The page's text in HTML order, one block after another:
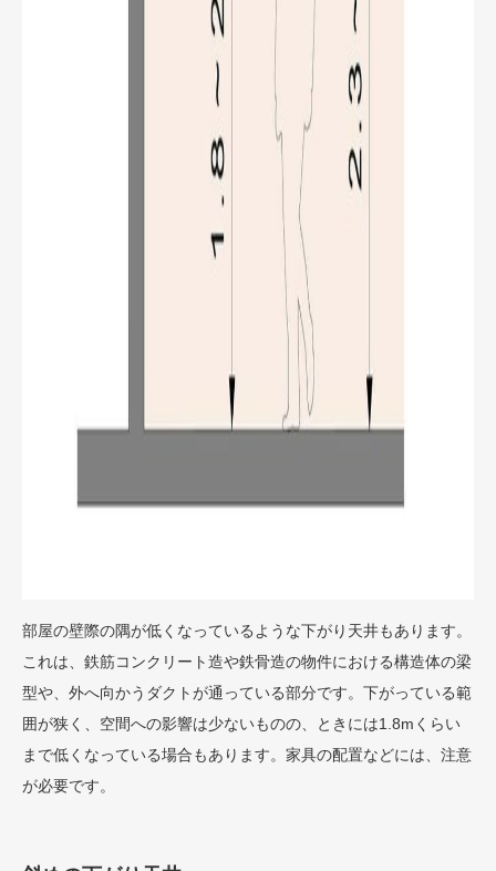
部屋の壁際の隅が低くなっているような下がり天井もあります。
これは、鉄筋コンクリート造や鉄骨造の物件における構造体の梁
型や、外へ向かうダクトが通っている部分です。下がっている範
囲が狭く、空間への影響は少ないものの、ときには1.8mくらい
まで低くなっている場合もあります。家具の配置などには、注意
が必要です。